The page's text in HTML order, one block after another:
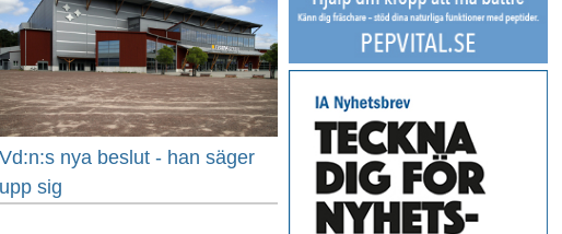
Vd:n:s nya beslut - han säger
upp sig